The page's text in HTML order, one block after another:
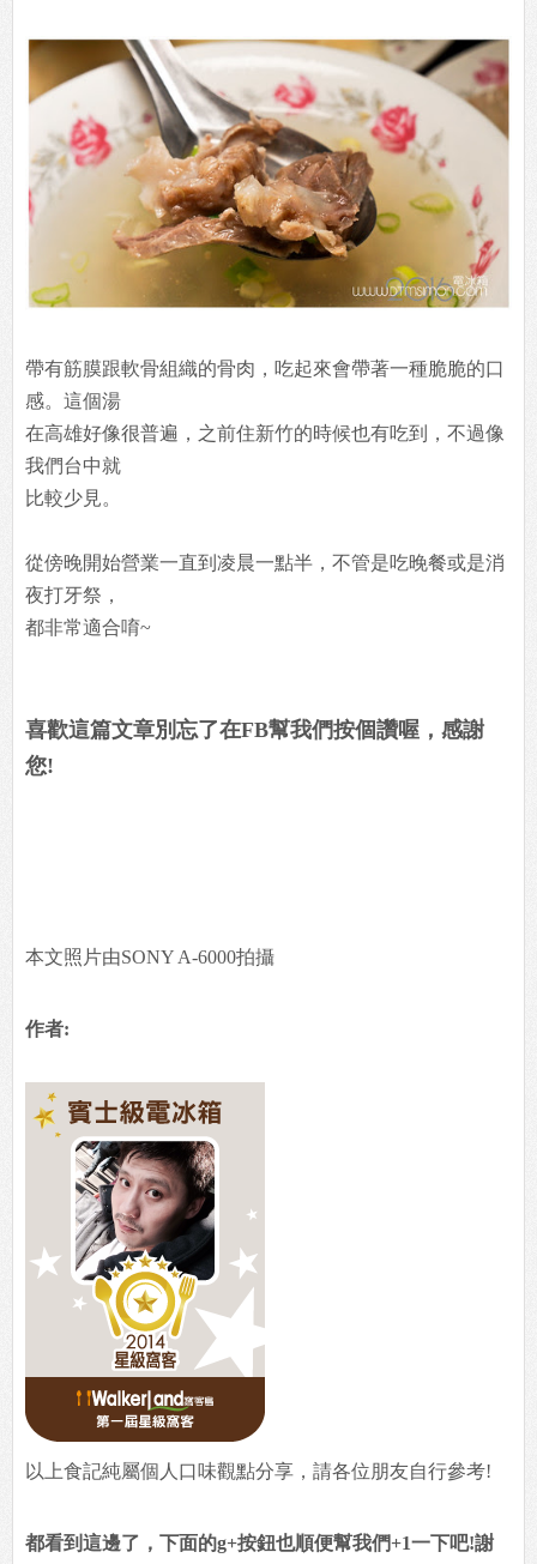
帶有筋膜跟軟骨組織的骨肉，吃起來會帶著一種脆脆的口
感。這個湯
在高雄好像很普遍，之前住新竹的時候也有吃到，不過像
我們台中就
比較少見。
從傍晚開始營業一直到凌晨一點半，不管是吃晚餐或是消
夜打牙祭，
都非常適合唷~
喜歡這篇文章別忘了在FB幫我們按個讚喔，感謝
您!
本文照片由SONY A-6000拍攝
作者:
以上食記純屬個人口味觀點分享，請各位朋友自行參考!
都看到這邊了，下面的g+按鈕也順便幫我們+1一下吧!謝